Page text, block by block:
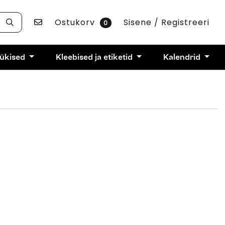
Võta ühendust
Ostukorv 0 Sisene / Registreeri
Kleebised ja etiketid Kalendrid